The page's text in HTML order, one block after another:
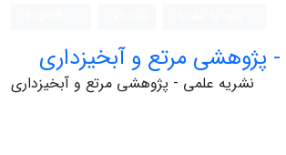
پژوهشی مرتع و آبخیزداری
نشریه علمی - پژوهشی مرتع و آبخیزداری